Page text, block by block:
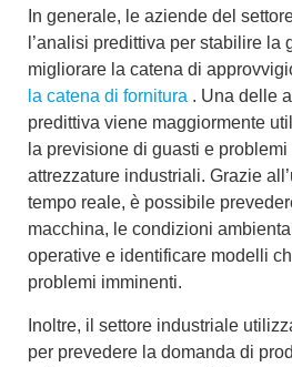
In generale, le aziende del
l’analisi predittiva per stabilire la
migliorare la catena di
la catena di fornitura . Una delle
predittiva viene maggiormente
la previsione di guasti e
attrezzature industriali. Grazie
tempo reale, è possibile
macchina, le condizioni
operative e identificare modelli
problemi imminenti.
Inoltre, il settore industriale
per prevedere la domanda di